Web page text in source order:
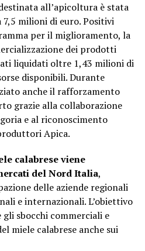
all’apicoltura è stata
milioni di euro. Positivi
per il miglioramento, la
dei prodotti
liquidati oltre 1,43 milioni di
disponibili. Durante
anche il rafforzamento
grazie alla collaborazione
e al riconoscimento
Apica.
calabrese viene
del Nord Italia,
delle aziende regionali
e internazionali. L’obiettivo
sbocchi commerciali e
miele calabrese anche sui